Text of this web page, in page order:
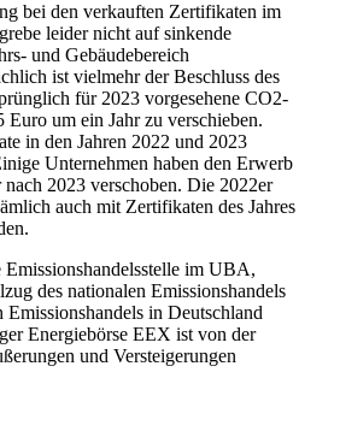
bei den verkauften Zertifikaten im
leider nicht auf sinkende
und Gebäudebereich
ist vielmehr der Beschluss des
für 2023 vorgesehene CO2-
Euro um ein Jahr zu verschieben.
in den Jahren 2022 und 2023
Unternehmen haben den Erwerb
2023 verschoben. Die 2022er
auch mit Zertifikaten des Jahres
im UBA,
des nationalen Emissionshandels
Emissionshandels in Deutschland
Energiebörse EEX ist von der
und Versteigerungen